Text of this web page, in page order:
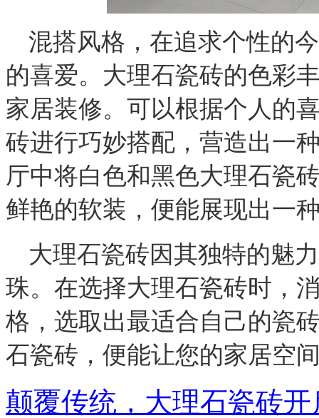
混搭风格， 在追求个性的
的喜爱。大理石瓷砖的色彩
家居装修。可以根据个人的
砖进行巧妙搭配，营造出一
厅中将白色和黑色大理石瓷
鲜艳的软装，便能展现出一
大理石瓷砖因其独特的魅
珠。在选择大理石瓷砖时，
格，选取出最适合自己的瓷
石瓷砖，便能让您的家居空
颠覆传统，大理石瓷砖